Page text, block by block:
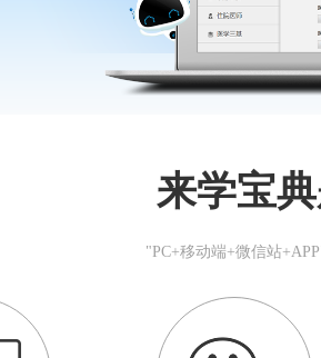
来学宝
"PC+移动端+微信站